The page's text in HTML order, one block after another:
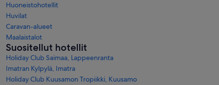
Huoneistohotellit
Huvilat
Caravan-alueet
Maalaistalot
Suositellut hotellit
Holiday Club Saimaa, Lappeenranta
Imatran Kylpylä, Imatra
Holiday Club Kuusamon Tropiikki, Kuusamo